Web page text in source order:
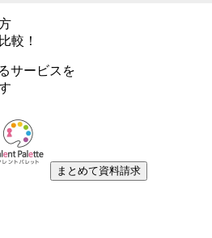
較！
サービスを
まとめて資料請求